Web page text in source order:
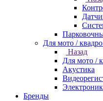
Для мото /
Назад
Для мото /
Акустика
Бренды